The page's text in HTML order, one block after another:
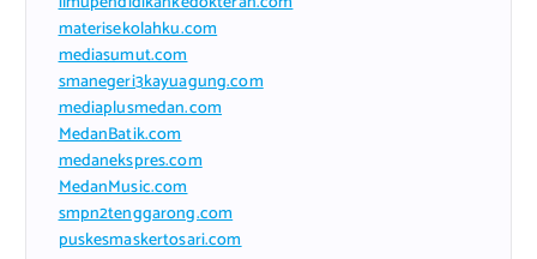
materisekolahku.com
mediasumut.com
smanegeri3kayuagung.com
mediaplusmedan.com
MedanBatik.com
medanekspres.com
MedanMusic.com
smpn2tenggarong.com
puskesmaskertosari.com